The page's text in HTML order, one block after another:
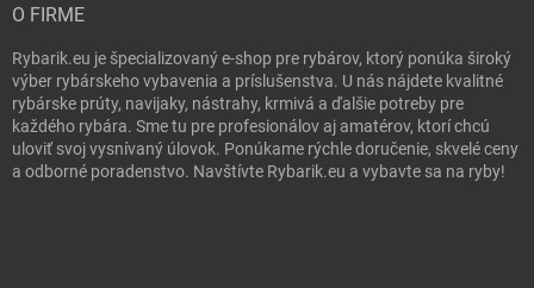
O FIRME
Rybarik.eu je špecializovaný e-shop pre rybárov, ktorý ponúka široký
výber rybárskeho vybavenia a príslušenstva. U nás nájdete kvalitné
rybárske prúty, navijaky, nástrahy, krmivá a ďalšie potreby pre
každého rybára. Sme tu pre profesionálov aj amatérov, ktorí chcú
uloviť svoj vysnívaný úlovok. Ponúkame rýchle doručenie, skvelé ceny
a odborné poradenstvo. Navštívte Rybarik.eu a vybavte sa na ryby!